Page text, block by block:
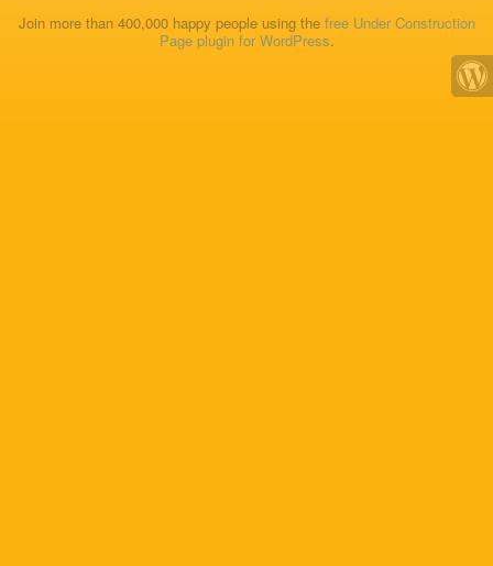
Join more than 400,000 happy people using the free Under Construction
Page plugin for WordPress.